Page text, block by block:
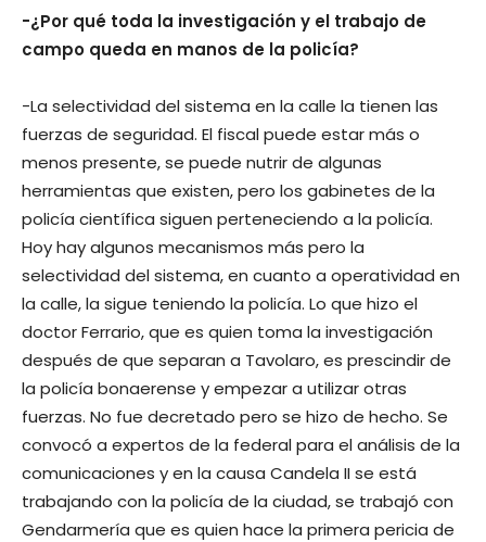
-¿Por qué toda la investigación y el trabajo de
campo queda en manos de la policía?
-La selectividad del sistema en la calle la tienen las
fuerzas de seguridad. El fiscal puede estar más o
menos presente, se puede nutrir de algunas
herramientas que existen, pero los gabinetes de la
policía científica siguen perteneciendo a la policía.
Hoy hay algunos mecanismos más pero la
selectividad del sistema, en cuanto a operatividad en
la calle, la sigue teniendo la policía. Lo que hizo el
doctor Ferrario, que es quien toma la investigación
después de que separan a Tavolaro, es prescindir de
la policía bonaerense y empezar a utilizar otras
fuerzas. No fue decretado pero se hizo de hecho. Se
convocó a expertos de la federal para el análisis de la
comunicaciones y en la causa Candela II se está
trabajando con la policía de la ciudad, se trabajó con
Gendarmería que es quien hace la primera pericia de